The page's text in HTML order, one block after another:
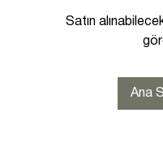
Satın
Ana